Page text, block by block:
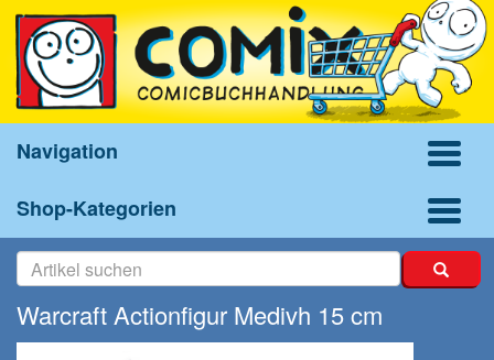
Navigation
Shop-Kategorien
Warcraft Actionfigur Medivh 15 cm